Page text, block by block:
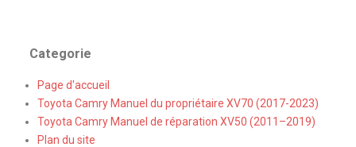
Categorie
Page d'accueil
Toyota Camry Manuel du propriétaire XV70 (2017-2023)
Toyota Camry Manuel de réparation XV50 (2011–2019)
Plan du site